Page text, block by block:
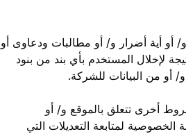
أو أية أضرار و/ أو مطالبات ودعاوى أو
لإخلال المستخدم بأي بند من بنود
أو من البيانات للشركة.
أخرى تتعلق بالموقع و/ أو
لمتابعة التعديلات التي